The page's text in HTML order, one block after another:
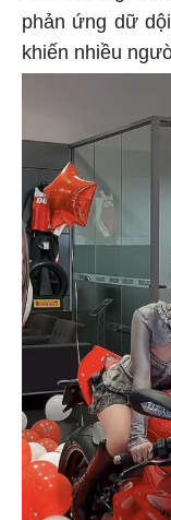
phản ứng dữ
khiến nhiều